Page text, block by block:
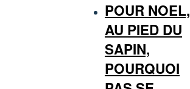
POUR NOEL,
AU PIED DU
SAPIN,
POURQUOI